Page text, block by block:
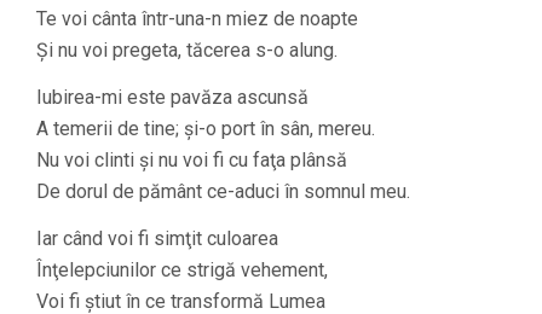
Te voi cânta într-una-n miez de noapte
Şi nu voi pregeta, tăcerea s-o alung.
Iubirea-mi este pavăza ascunsă
A temerii de tine; şi-o port în sân, mereu.
Nu voi clinti şi nu voi fi cu faţa plânsă
De dorul de pământ ce-aduci în somnul meu.
Iar când voi fi simţit culoarea
Înţelepciunilor ce strigă vehement,
Voi fi ştiut în ce transformă Lumea